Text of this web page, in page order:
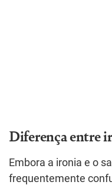
Diferença entre
Embora a ironia e o
frequentemente